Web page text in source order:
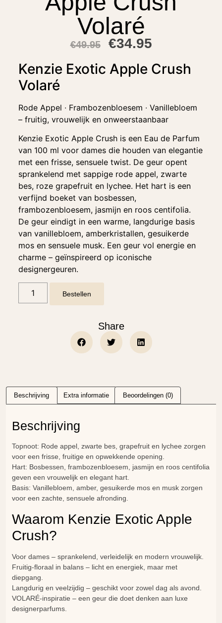
Volaré
€49.95 €34.95
Kenzie Exotic Apple Crush
Volaré
Rode Appel ∙ Frambozenbloesem ∙ Vanillebloem
– fruitig, vrouwelijk en onweerstaanbaar
Kenzie Exotic Apple Crush is een Eau de Parfum
van 100 ml voor dames die houden van elegantie
met een frisse, sensuele twist. De geur opent
sprankelend met sappige rode appel, zwarte
bes, roze grapefruit en lychee. Het hart is een
verfijnd boeket van bosbessen,
frambozenbloesem, jasmijn en roos centifolia.
De geur eindigt in een warme, langdurige basis
van vanillebloem, amberkristallen, gesuikerde
mos en sensuele musk. Een geur vol energie en
charme – geïnspireerd op iconische
designergeuren.
Bestellen
Share
Beschrijving Extra informatie Beoordelingen (0)
Beschrijving
Topnoot: Rode appel, zwarte bes, grapefruit en lychee zorgen
voor een frisse, fruitige en opwekkende opening.
Hart: Bosbessen, frambozenbloesem, jasmijn en roos centifolia
geven een vrouwelijk en elegant hart.
Basis: Vanillebloem, amber, gesuikerde mos en musk zorgen
voor een zachte, sensuele afronding.
Waarom Kenzie Exotic Apple
Crush?
Voor dames – sprankelend, verleidelijk en modern vrouwelijk.
Fruitig-floraal in balans – licht en energiek, maar met
diepgang.
Langdurig en veelzijdig – geschikt voor zowel dag als avond.
VOLARÉ-inspiratie – een geur die doet denken aan luxe
designerparfums.